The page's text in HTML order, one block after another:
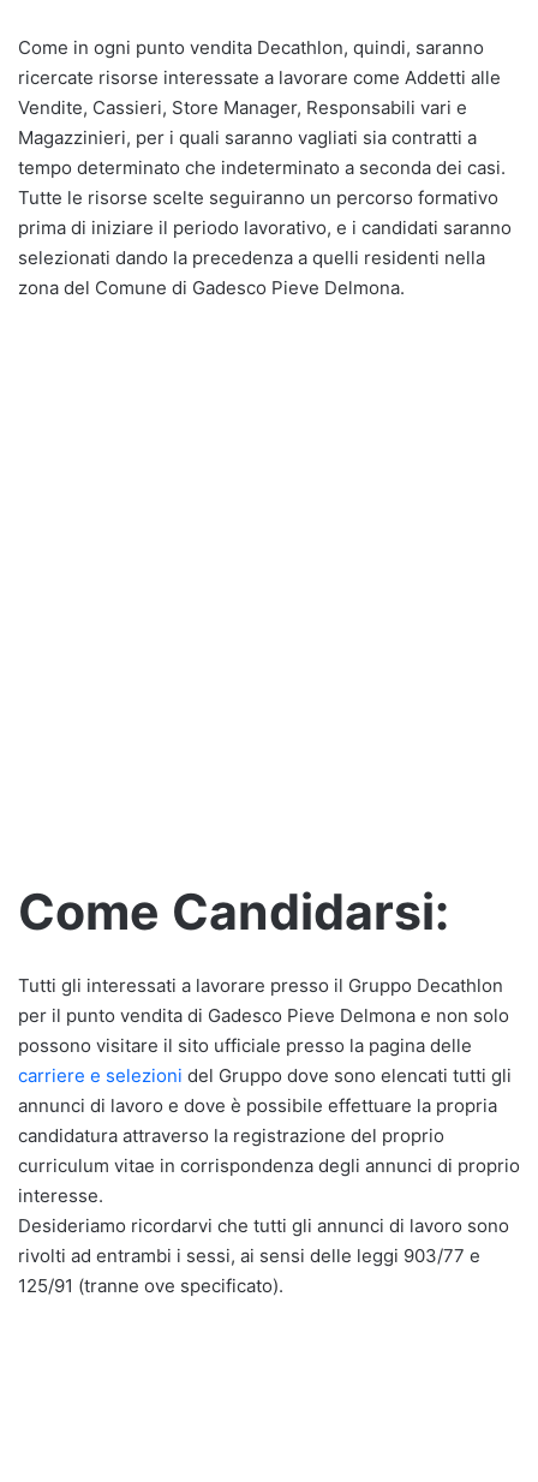
Come in ogni punto vendita Decathlon, quindi, saranno
ricercate risorse interessate a lavorare come Addetti alle
Vendite, Cassieri, Store Manager, Responsabili vari e
Magazzinieri, per i quali saranno vagliati sia contratti a
tempo determinato che indeterminato a seconda dei casi.
Tutte le risorse scelte seguiranno un percorso formativo
prima di iniziare il periodo lavorativo, e i candidati saranno
selezionati dando la precedenza a quelli residenti nella
zona del Comune di Gadesco Pieve Delmona.
Come Candidarsi:
Tutti gli interessati a lavorare presso il Gruppo Decathlon
per il punto vendita di Gadesco Pieve Delmona e non solo
possono visitare il sito ufficiale presso la pagina delle
carriere e selezioni del Gruppo dove sono elencati tutti gli
annunci di lavoro e dove è possibile effettuare la propria
candidatura attraverso la registrazione del proprio
curriculum vitae in corrispondenza degli annunci di proprio
interesse.
Desideriamo ricordarvi che tutti gli annunci di lavoro sono
rivolti ad entrambi i sessi, ai sensi delle leggi 903/77 e
125/91 (tranne ove specificato).